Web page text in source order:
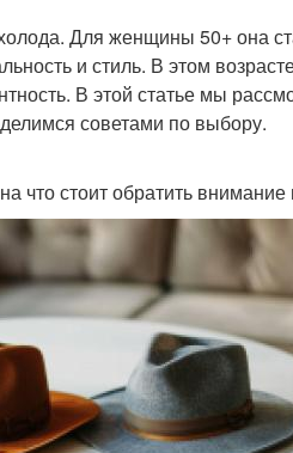
Для женщины 50+ она
и стиль. В этом
В этой статье мы
советами по выбору.
что стоит обратить